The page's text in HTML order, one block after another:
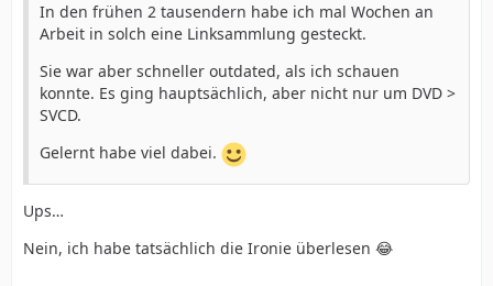
In den frühen 2 tausendern habe ich mal Wochen an
Arbeit in solch eine Linksammlung gesteckt.
Sie war aber schneller outdated, als ich schauen
konnte. Es ging hauptsächlich, aber nicht nur um DVD >
SVCD.
Gelernt habe viel dabei.
Ups…
Nein, ich habe tatsächlich die Ironie überlesen 😂